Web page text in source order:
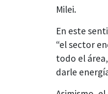
Milei.
En este
“el sector
todo el
darle